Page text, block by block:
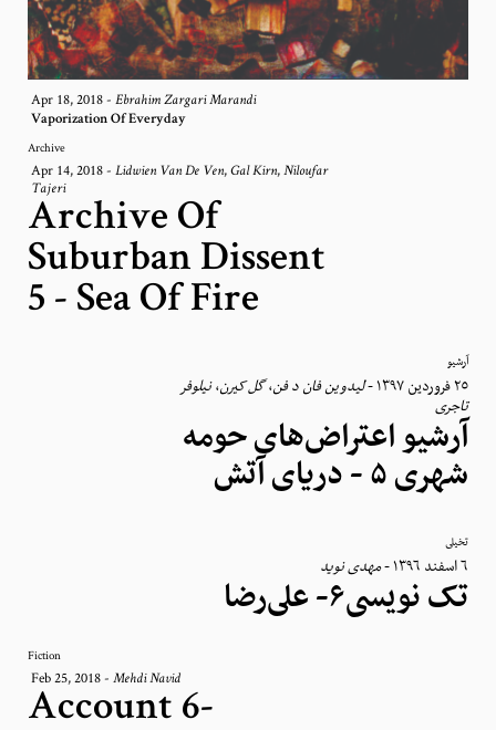
Apr 18, 2018- Ebrahim Zargari Marandi
Vaporization Of Everyday
Archive
Apr 14, 2018- Lidwien Van De Ven, Gal Kirn, Niloufar
Tajeri
Archive Of
Suburban Dissent
5 - Sea Of Fire
آرشیو
٢٥ فروردین ١٣٩٧ -لیدوین فان د فن،گل کیرن،نیلوفر
تاجری
آرشیو اعتراض‌های حومه
شهری ۵ - دریای آتش
تخیلی
٦ اسفند ١٣٩٦ -مهدی نوید
تک نویسی۶- علی‌رضا
Fiction
Feb 25, 2018- Mehdi Navid
Account 6-